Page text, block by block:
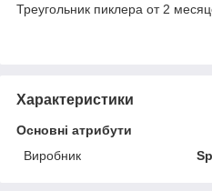
Треугольник пиклера от 2
Характеристики
Основні атрибути
Виробник